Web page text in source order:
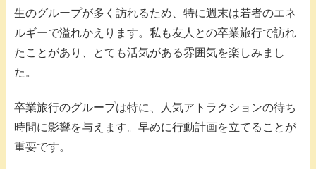
生のグループが多く訪れるため、特に週末は若者のエネ
ルギーで溢れかえります。私も友人との卒業旅行で訪れ
たことがあり、とても活気がある雰囲気を楽しみまし
た。
卒業旅行のグループは特に、人気アトラクションの待ち
時間に影響を与えます。早めに行動計画を立てることが
重要です。